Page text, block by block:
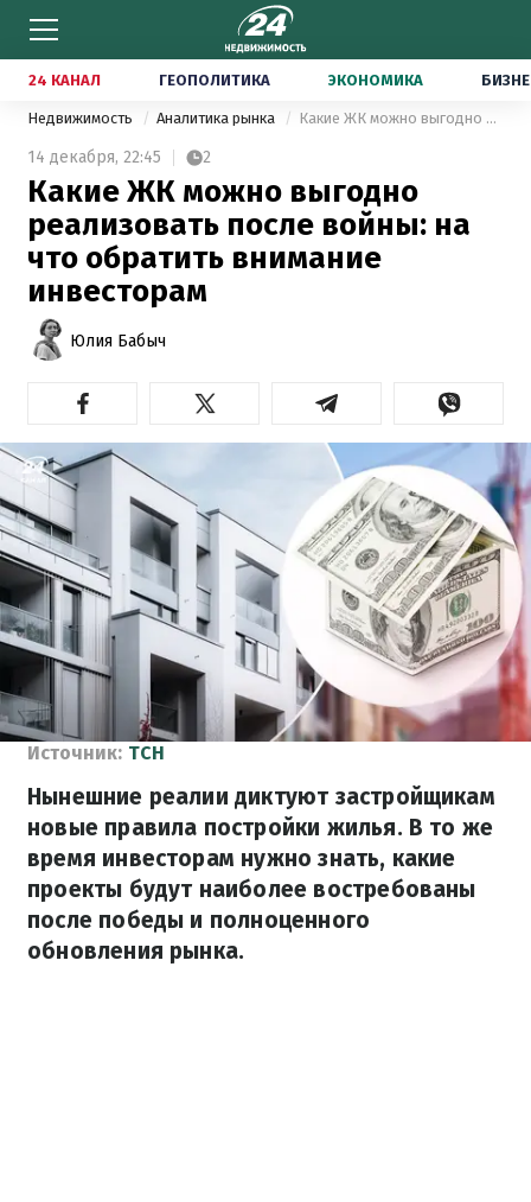
24 КАНАЛ ГЕОПОЛИТИКА ЭКОНОМИКА
Недвижимость Аналитика рынка Какие ЖК можно выгодно реализовать после войны: на что обратить внимание инвесторам
14 декабря, 22:45 2
Какие ЖК можно выгодно
реализовать после войны: на
что обратить внимание
инвесторам
Юлия Бабыч
Источник: ТСН
Нынешние реалии диктуют застройщикам
новые правила постройки жилья. В то же
время инвесторам нужно знать, какие
проекты будут наиболее востребованы
после победы и полноценного
обновления рынка.